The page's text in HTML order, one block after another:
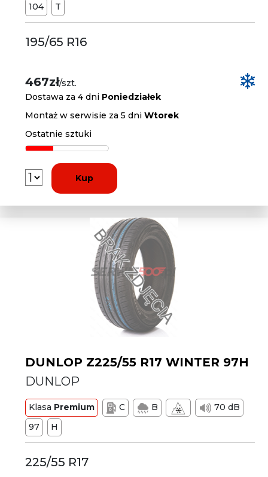
104
T
195/65 R16
467zł/szt.
Dostawa za 4 dni Poniedziałek
Montaż w serwisie za 5 dniWtorek
Ostatnie sztuki
Kup
DUNLOP Z225/55 R17 WINTER 97H
DUNLOP
Klasa Premium C B
70 dB
97
H
225/55 R17